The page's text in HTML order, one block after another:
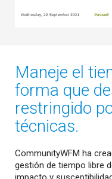
Maneje el
forma que
restringido
técnicas.
CommunityWFM ha
gestión de tiempo libre